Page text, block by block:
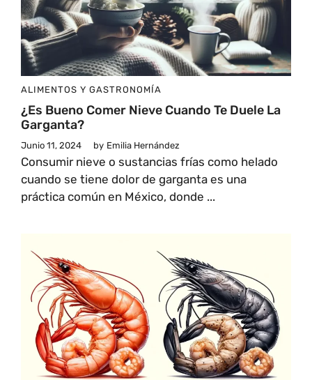
ALIMENTOS Y GASTRONOMÍA
¿Es Bueno Comer Nieve Cuando Te Duele La
Garganta?
Junio 11, 2024 by Emilia Hernández
Consumir nieve o sustancias frías como helado
cuando se tiene dolor de garganta es una
práctica común en México, donde ...